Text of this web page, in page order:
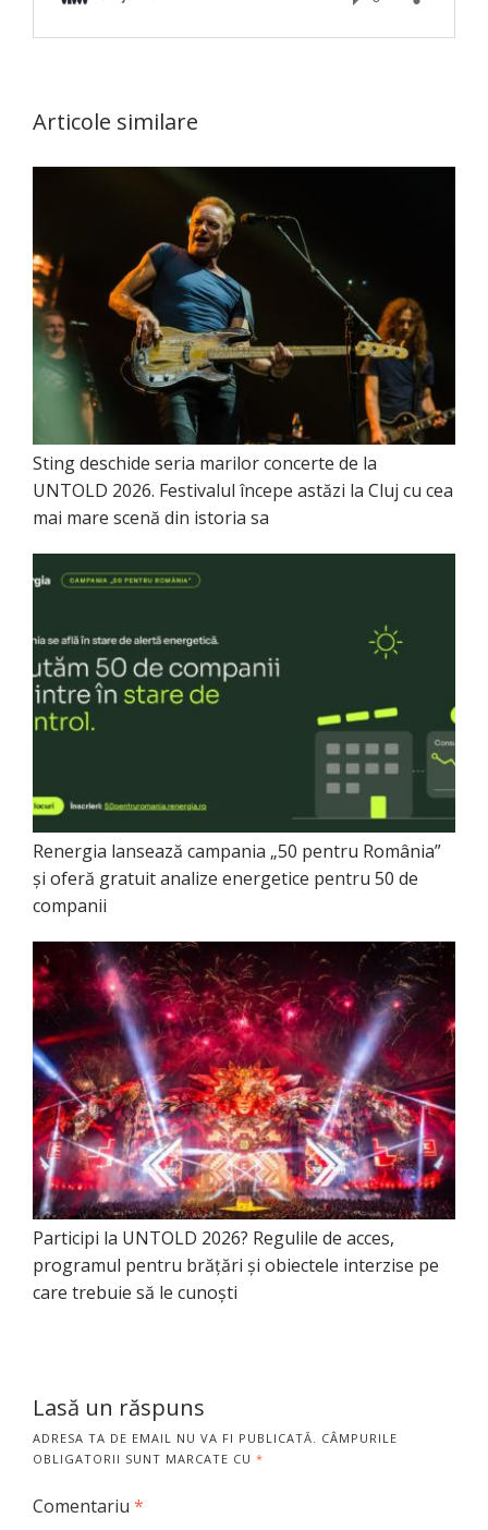
Articole similare
Sting deschide seria marilor concerte de la
UNTOLD 2026. Festivalul începe astăzi la Cluj cu cea
mai mare scenă din istoria sa
Renergia lansează campania „50 pentru România”
și oferă gratuit analize energetice pentru 50 de
companii
Participi la UNTOLD 2026? Regulile de acces,
programul pentru brățări și obiectele interzise pe
care trebuie să le cunoști
Lasă un răspuns
ADRESA TA DE EMAIL NU VA FI PUBLICATĂ.
CÂMPURILE
OBLIGATORII SUNT MARCATE CU *
Comentariu *